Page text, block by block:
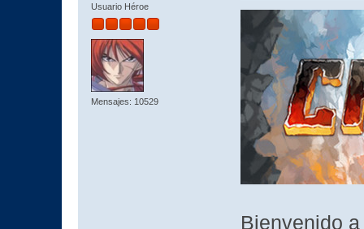
Usuario Héroe
Mensajes: 10529
Bienvenido